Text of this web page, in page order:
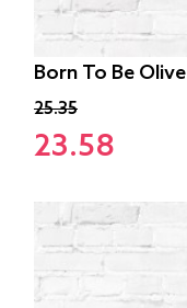
Born To Be Olive
25.35
23.58